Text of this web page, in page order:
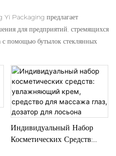
Packaging предлагает
для предприятий, стремящихся
с помощью бутылок стеклянных
Индивидуальный Набор
Косметических Средств: